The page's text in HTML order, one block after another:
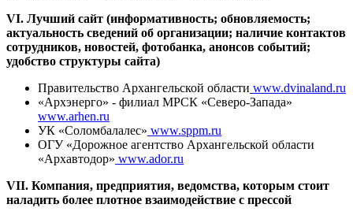
VI. Лучший сайт (информативность; обновляемость;
актуальность сведений об организации; наличие контактов
сотрудников, новостей, фотобанка, анонсов событий;
удобство структуры сайта)
Правительство Архангельской области www.dvinaland.ru
«Архэнерго» - филиал МРСК «Северо-Запада»
www.arhen.ru
УК «Соломбалалес» www.sppm.ru
ОГУ «Дорожное агентство Архангельской области
«Архавтодор» www.ador.ru
VII. Компания, предприятия, ведомства, которым стоит
наладить более плотное взаимодействие с прессой